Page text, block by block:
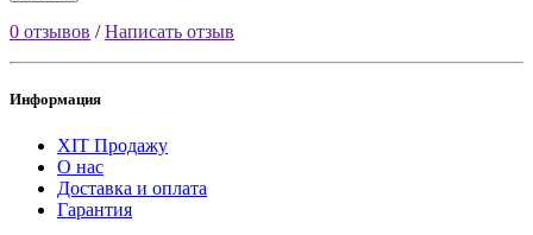
0 отзывов /Написать отзыв
Информация
ХІТ Продажу
О нас
Доставка и оплата
Гарантия